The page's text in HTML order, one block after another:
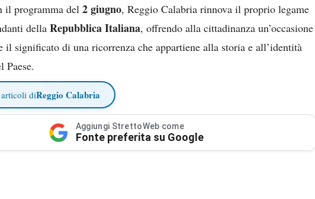
il programma del 2 giugno, Reggio Calabria rinnova il proprio legame
della Repubblica Italiana, offrendo alla cittadinanza un’occasione
il significato di una ricorrenza che appartiene alla storia e all’identità
Paese.
diReggio Calabria
Aggiungi StrettoWeb come
Fonte preferita su Google